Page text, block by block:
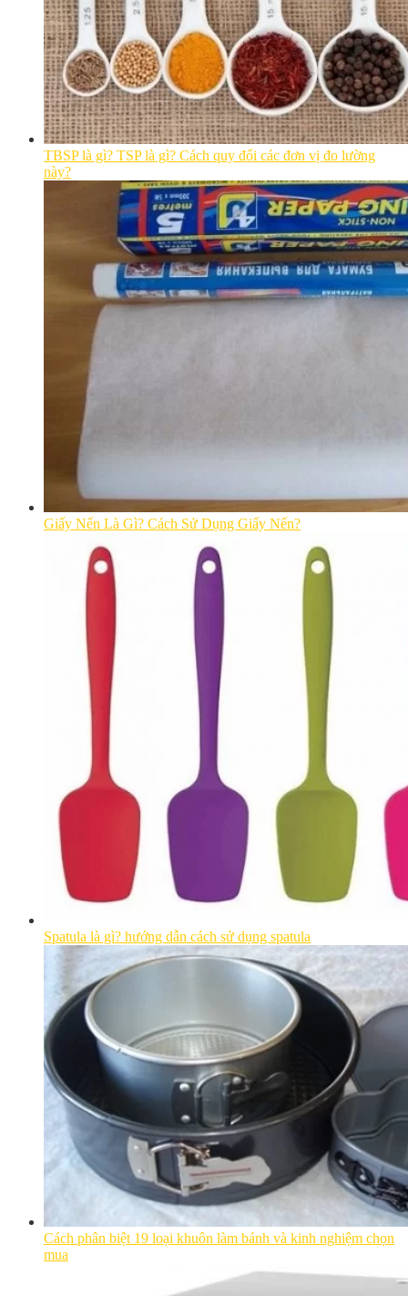
TBSP là gì? TSP là gì? Cách quy đổi các đơn vị đo lường
này?
Giấy Nến Là Gì? Cách Sử Dụng Giấy Nến?
Spatula là gì? hướng dẫn cách sử dụng spatula
Cách phân biệt 19 loại khuôn làm bánh và kinh nghiệm chọn
mua